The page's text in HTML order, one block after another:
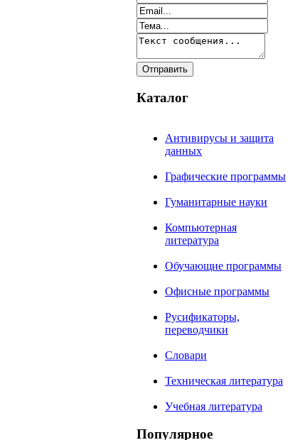
Каталог
Антивирусы и защита
данных
Графические программы
Гуманитарные науки
Компьютерная
литература
Обучающие программы
Офисные программы
Русификаторы,
переводчики
Словари
Техническая литература
Учебная литература
Популярное